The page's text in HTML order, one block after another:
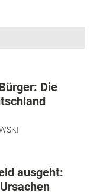
Die
ausgeht: